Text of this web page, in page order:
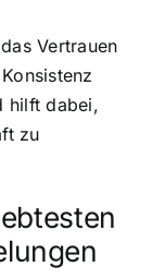
Vertrauen
hilft dabei,
zu